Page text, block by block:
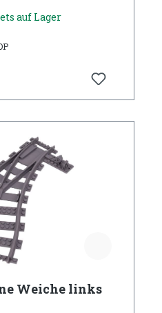
auf Lager
Weiche links